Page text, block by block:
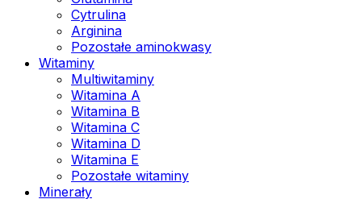
Cytrulina
Arginina
Pozostałe aminokwasy
Witaminy
Multiwitaminy
Witamina A
Witamina B
Witamina C
Witamina D
Witamina E
Pozostałe witaminy
Minerały